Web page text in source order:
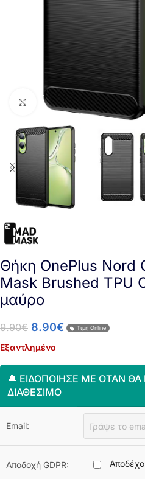
Click to enlarge
Θήκη OnePlus Nord
Mask Brushed TPU
μαύρο
9.90€ 8.90€ Τιμή Online
Εξαντλημένο
🔔 ΕΙΔΟΠΟΊΗΣΈ ΜΕ ΌΤΑΝ ΘΑ
ΔΙΑΘΈΣΙΜΟ
Email:
Αποδοχή GDPR: